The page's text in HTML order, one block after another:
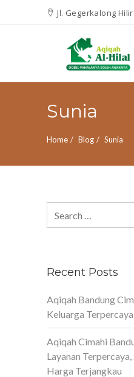
Jl. Gegerkalong
Sunia
Home Blog Sunia
for:
Recent Posts
Aqiqah Bandung
Keluarga Terpercaya
Aqiqah Cimahi
Layanan Terpercaya,
Harga Terjangkau